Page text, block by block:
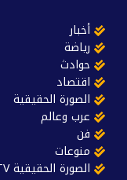
أخبار
رياضة
حوادث
اقتصاد
الصورة الحقيقية
عرب وعالم
فن
منوعات
الصورة الحقيقية TV